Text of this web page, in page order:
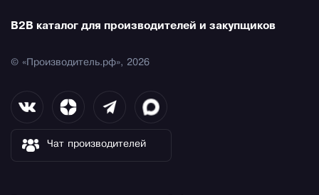
B2B каталог для производителей и закупщиков
© «Производитель.рф», 2026
Чат производителей